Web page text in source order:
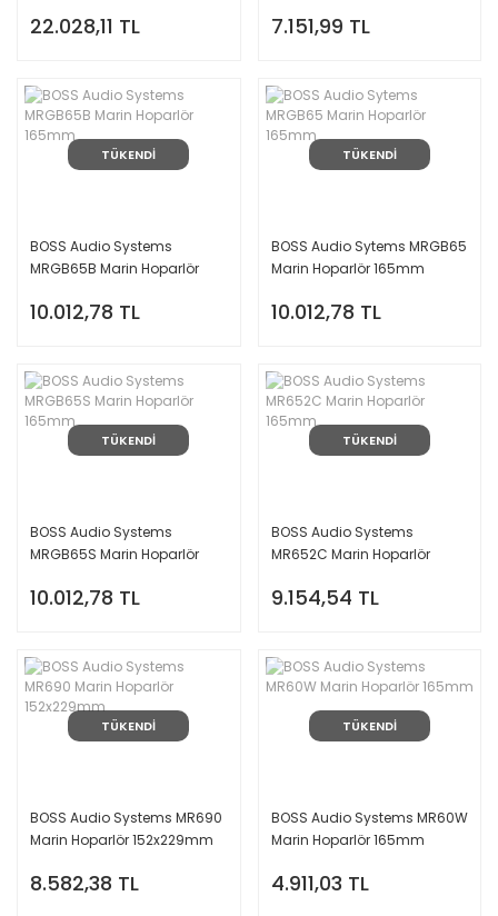
22.028,11 TL 7.151,99 TL
TÜKENDİ
BOSS Audio Systems
MRGB65B Marin Hoparlör
10.012,78 TL
TÜKENDİ
BOSS Audio Sytems MRGB65
Marin Hoparlör 165mm
10.012,78 TL
TÜKENDİ
BOSS Audio Systems
MRGB65S Marin Hoparlör
10.012,78 TL
TÜKENDİ
BOSS Audio Systems
MR652C Marin Hoparlör
9.154,54 TL
TÜKENDİ
BOSS Audio Systems MR690
Marin Hoparlör 152x229mm
8.582,38 TL
TÜKENDİ
BOSS Audio Systems MR60W
Marin Hoparlör 165mm
4.911,03 TL